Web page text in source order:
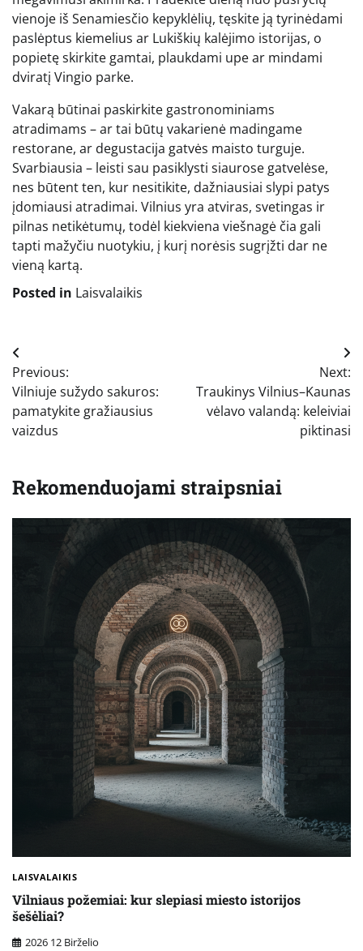
vienoje iš Senamiesčio kepyklėlių, tęskite ją tyrinėdami
paslėptus kiemelius ar Lukiškių kalėjimo istorijas, o
popietę skirkite gamtai, plaukdami upe ar mindami
dviratį Vingio parke.
Vakarą būtinai paskirkite gastronominiams
atradimams – ar tai būtų vakarienė madingame
restorane, ar degustacija gatvės maisto turguje.
Svarbiausia – leisti sau pasiklysti siaurose gatvelėse,
nes būtent ten, kur nesitikite, dažniausiai slypi patys
įdomiausi atradimai. Vilnius yra atviras, svetingas ir
pilnas netikėtumų, todėl kiekviena viešnagė čia gali
tapti mažyčiu nuotykiu, į kurį norėsis sugrįžti dar ne
vieną kartą.
Posted in Laisvalaikis
Navigacija
tarp
įrašų
Previous:
Vilniuje sužydo sakuros:
pamatykite gražiausius
vaizdus
Next:
Traukinys Vilnius–Kaunas
vėlavo valandą: keleiviai
piktinasi
Rekomenduojami straipsniai
LAISVALAIKIS
Vilniaus požemiai: kur slepiasi miesto istorijos
šešėliai?
2026 12 Birželio